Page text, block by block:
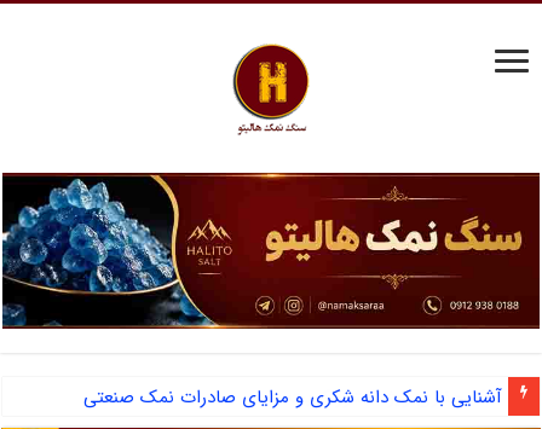
آشنایی با نمک دانه شکری و مزایای صادرات نمک صنعتی